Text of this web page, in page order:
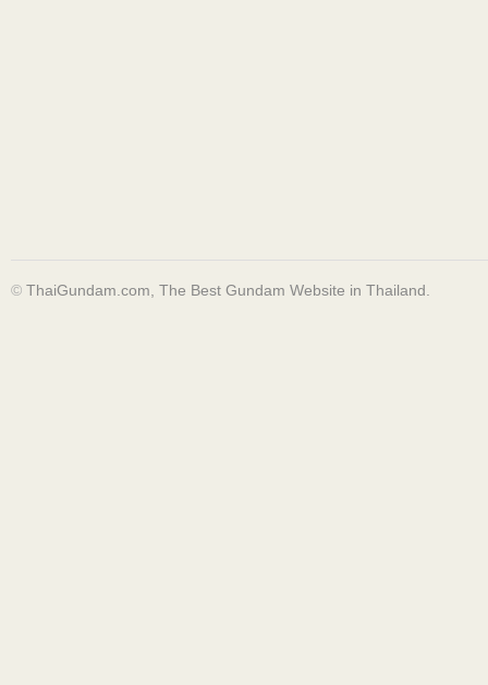
© ThaiGundam.com, The Best Gundam Website in Thailand.